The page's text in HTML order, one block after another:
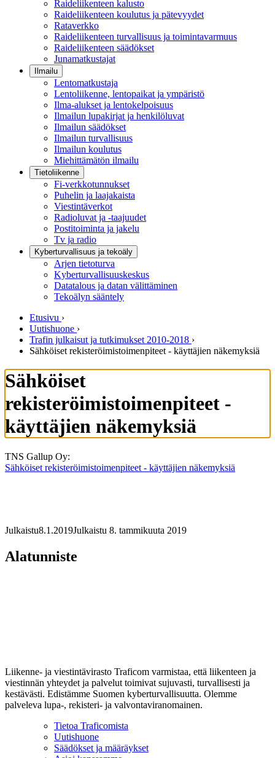
Raideliikenteen kalusto
Raideliikenteen koulutus ja pätevyydet
Rataverkko
Raideliikenteen turvallisuus ja toimintavarmuus
Raideliikenteen säädökset
Junamatkustajat
Ilmailu
Lentomatkustaja
Lentoliikenne, lentopaikat ja ympäristö
Ilma-alukset ja lentokelpoisuus
Ilmailun lupakirjat ja henkilöluvat
Ilmailun säädökset
Ilmailun turvallisuus
Ilmailun koulutus
Miehittämätön ilmailu
Tietoliikenne
Fi-verkkotunnukset
Puhelin ja laajakaista
Viestintäverkot
Radioluvat ja -taajuudet
Postitoiminta ja jakelu
Tv ja radio
Kyberturvallisuus ja tekoäly
Arjen tietoturva
Kyberturvallisuuskeskus
Datatalous ja datan välittäminen
Tekoälyn sääntely
Etusivu ›
Uutishuone ›
Trafin julkaisut ja tutkimukset 2010-2018 ›
Sähköiset rekisteröimistoimenpiteet - käyttäjien näkemyksiä
Sähköiset
rekisteröimistoimenpiteet -
käyttäjien näkemyksiä
TNS Gallup Oy:
Sähköiset rekisteröimistoimenpiteet - käyttäjien näkemyksiä
Julkaistu8.1.2019Julkaistu 8. tammikuuta 2019
Alatunniste
Liikenne- ja viestintävirasto Traficom varmistaa, että liikenteen ja
viestinnän yhteydet ja palvelut toimivat sujuvasti, turvallisesti ja
kestävästi. Edistämme Suomen kyberturvallisuutta. Olemme
palveleva lupa-, rekisteri- ja valvontaviranomainen.
Tietoa Traficomista
Uutishuone
Säädökset ja määräykset